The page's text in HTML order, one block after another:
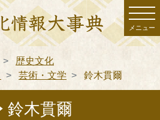
メニュー
歴史文化
芸術・文学 鈴木貫爾
鈴木貫爾